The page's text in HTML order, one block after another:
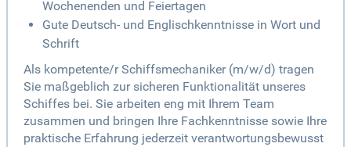
Wochenenden und Feiertagen
Gute Deutsch- und Englischkenntnisse in Wort und
Schrift
Als kompetente/r Schiffsmechaniker (m/w/d) tragen
Sie maßgeblich zur sicheren Funktionalität unseres
Schiffes bei. Sie arbeiten eng mit Ihrem Team
zusammen und bringen Ihre Fachkenntnisse sowie Ihre
praktische Erfahrung jederzeit verantwortungsbewusst